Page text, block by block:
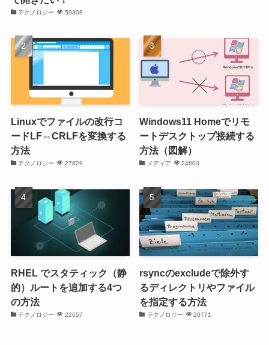
テクノロジー 59308
Linuxでファイルの改行コ
ードLF⇔CRLFを変換する
方法
テクノロジー 27829
Windows11 Homeでリモ
ートデスクトップ接続する
方法（図解）
メディア 24803
RHEL でスタティック（静
的）ルートを追加する4つ
の方法
テクノロジー 22657
rsyncのexcludeで除外す
るディレクトリやファイル
を指定する方法
テクノロジー 20771